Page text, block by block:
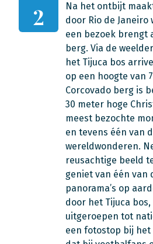
2
Na het ontbijt
door Rio de
een bezoek brengt
berg. Via de
het Tijuca bos
op een hoogte van
Corcovado berg is
30 meter hoge
meest bezochte
en tevens één van
wereldwonderen.
reusachtige beeld
geniet van één van
panorama’s op
door het Tijuca
uitgeroepen tot
een fotostop bij het